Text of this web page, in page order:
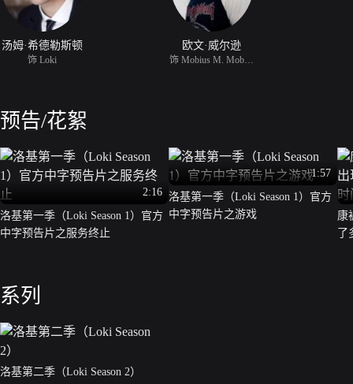
汤姆·希德勒斯顿
饰 Loki
欧文·威尔逊
预告/花絮
2:16
洛基第一季（Loki Season 1）官方
中字预告片之服务终止
1:57
洛基第一季（Loki Season 1）官方
中字预告片之游戏
康
了
系列
洛基第二季（Loki Season 2）